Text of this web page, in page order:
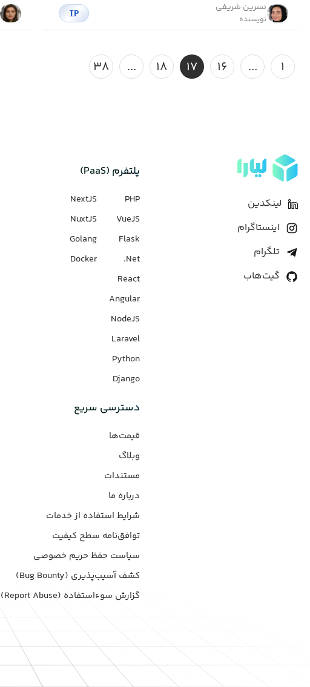
نسرین شریفی
نویسنده
IP
۱ ... ۱۶ ۱۷ ۱۸ ... ۳۸
لینکدین
اینستاگرام
تلگرام
گیت‌هاب
پلتفرم (PaaS)
PHP
VueJS
Flask
Net.
React
Angular
NodeJS
Laravel
Python
Django
NextJS
NuxtJS
Golang
Docker
دسترسی سریع
قیمت‌ها
وبلاگ
مستندات
درباره ما
شرایط استفاده از خدمات
توافق‌نامه سطح کیفیت
سیاست حفظ حریم خصوصی
کشف آسیب‌پذیری (Bug Bounty)
گزارش سوءاستفاده (Report Abuse)